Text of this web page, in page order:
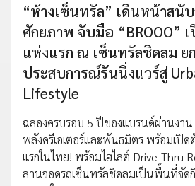
“ห้างเซ็นทรัล” เดินหน้าสนั
ศักยภาพ จับมือ “BROOO”
แห่งแรก ณ เซ็นทรัลชิดลม ย
ประสบการณ์รันนิ่งแวร์สู่
Lifestyle
ฉลองครบรอบ 5 ปีของแบรนด์ผ่านงาน
พลังครีเอเตอร์และพันธมิตร พร้อมเปิด
แรกในไทย! พร้อมไฮไลต์ Drive-Thru
ลานจอดรถเซ็นทรัลชิดลมเป็นพื้นที่จัด